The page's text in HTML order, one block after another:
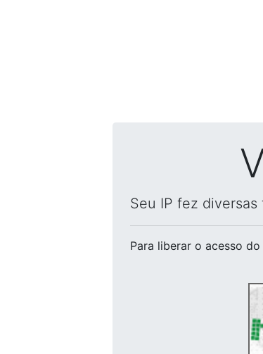
Seu IP fez
Para liberar o acesso do